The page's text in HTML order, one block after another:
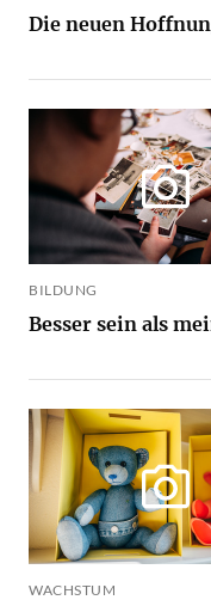
Die neuen
BILDUNG
Besser sein als
WACHSTUM